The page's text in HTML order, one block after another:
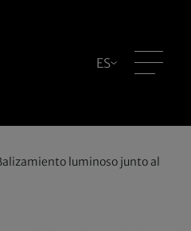
ES
luminoso junto al